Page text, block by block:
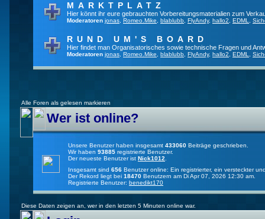
MARKTPLATZ
Hier könnt ihr eure gebrauchten Vorbereitungsmaterialien zum
Moderatoren jonas Romeo.Mike blablubb FlyAndy, hallo2 EDML
RUND UM'S BOARD
Hier findet man Organisatorisches sowie technische Fragen und
Moderatoren jonas Romeo.Mike blablubb FlyAndy, hallo2 EDML
Alle Foren als gelesen markieren
Wer ist online?
Unsere Benutzer haben insgesamt 433060 Beiträge geschrieben.
Wir haben 93885 registrierte Benutzer.
Der neueste Benutzer ist Nick1012
Insgesamt sind 656 Benutzer online: Ein registrierter, ein versteckter
Der Rekord liegt bei 18470 Benutzern am Di Apr 07, 2026 12:30 am.
Registrierte Benutzer: benedikt170
Diese Daten zeigen an, wer in den letzten 5 Minuten online war.